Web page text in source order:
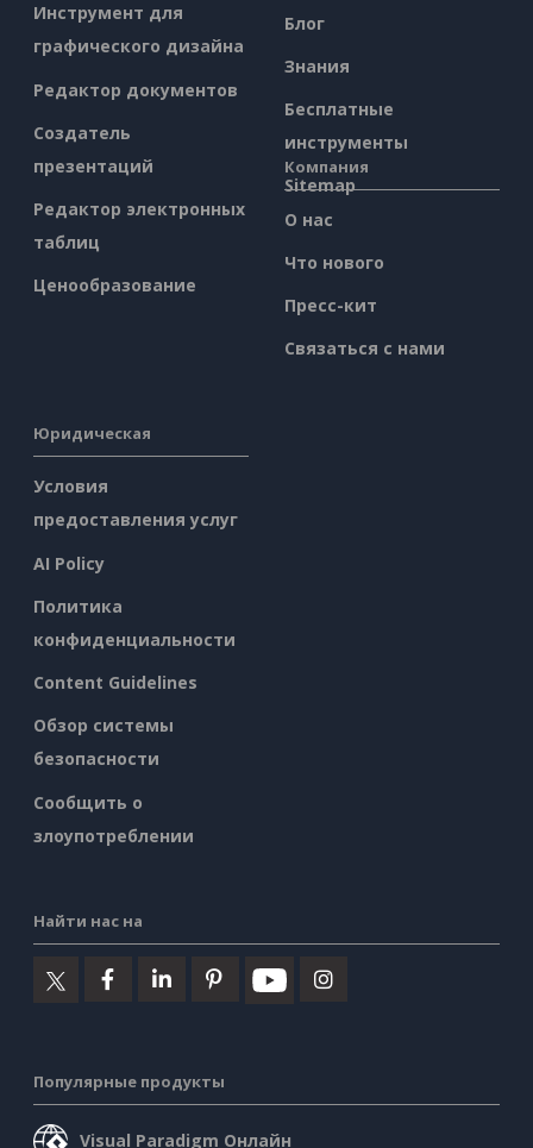
Инструмент для
графического дизайна
Редактор документов
Создатель
презентаций
Редактор электронных
таблиц
Ценообразование
Блог
Знания
Бесплатные
инструменты
Sitemap
Компания
О нас
Что нового
Пресс-кит
Связаться с нами
Юридическая
Условия
предоставления услуг
AI Policy
Политика
конфиденциальности
Content Guidelines
Обзор системы
безопасности
Сообщить о
злоупотреблении
Найти нас на
Популярные продукты
Visual Paradigm Онлайн